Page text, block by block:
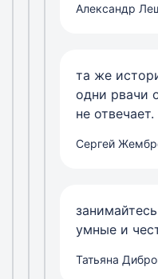
Александр
та же
одни рвачи
не отвечает.
Сергей
умные и
Татьяна